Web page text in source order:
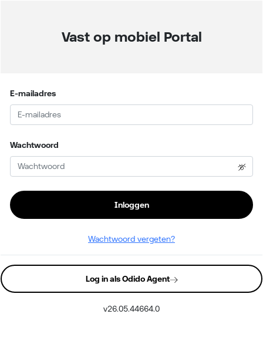
Vast op mobiel Portal
E-mailadres
Wachtwoord
Inloggen
Wachtwoord vergeten?
Log in als Odido Agent
v26.05.44664.0